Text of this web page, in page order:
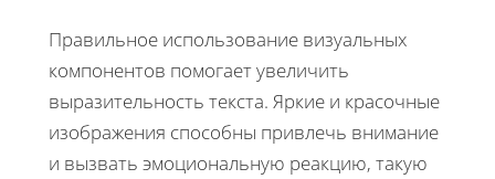
Правильное использование визуальных
компонентов помогает увеличить
выразительность текста. Яркие и красочные
изображения способны привлечь внимание
и вызвать эмоциональную реакцию, такую